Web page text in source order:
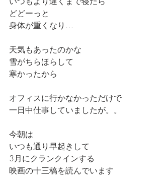
どどーっと
身体が重くなり…
天気もあったのかな
雪がちらほらして
寒かったから
オフィスに行かなかっただけで
一日中仕事していましたが。。
今朝は
いつも通り早起きして
3月にクランクインする
映画の十三稿を読んでいます